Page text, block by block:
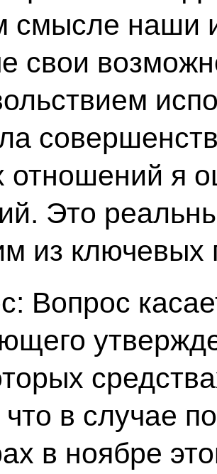
смысле наши
свои
отношений я
Это
из ключевых
Вопрос
в случае
в ноябре